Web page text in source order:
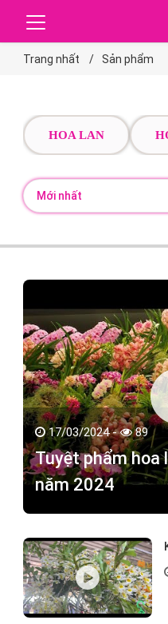
Trang nhất Sản phẩm
HOA LAN
17/03/2024 - 89
Tuyệt phẩm hoa
năm 2024